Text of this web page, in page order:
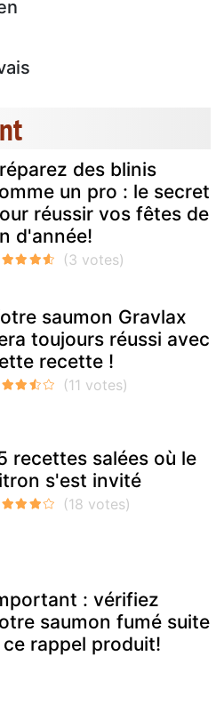
des blinis
un pro : le secret
réussir vos fêtes de
d'année!
saumon Gravlax
toujours réussi avec
recette !
recettes salées où le
s'est invité
: vérifiez
saumon fumé suite
ce rappel produit!